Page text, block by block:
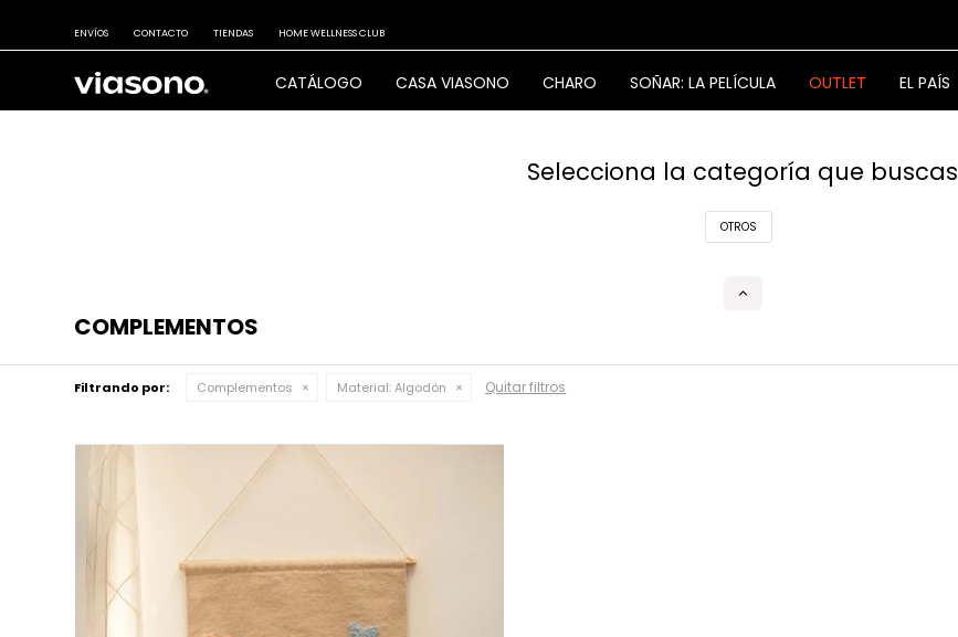
CATÁLOGO CASA VIASONO CHARO SOÑAR: LA PELÍCULA OUTLET EL PAÍS
ENVÍOS CONTACTO TIENDAS HOME WELLNESS CLUB
Selecciona la categoría que buscas
OTROS
COMPLEMENTOS
Filtrando por: Complementos Material:Algodón Quitar filtros